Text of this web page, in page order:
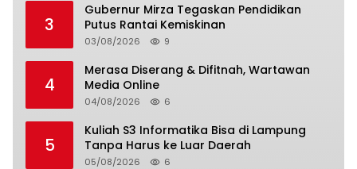
3
Gubernur Mirza Tegaskan Pendidikan
Putus Rantai Kemiskinan
03/08/2026 9
4
Merasa Diserang & Difitnah, Wartawan
Media Online
04/08/2026 6
5
Kuliah S3 Informatika Bisa di Lampung
Tanpa Harus ke Luar Daerah
05/08/2026 6